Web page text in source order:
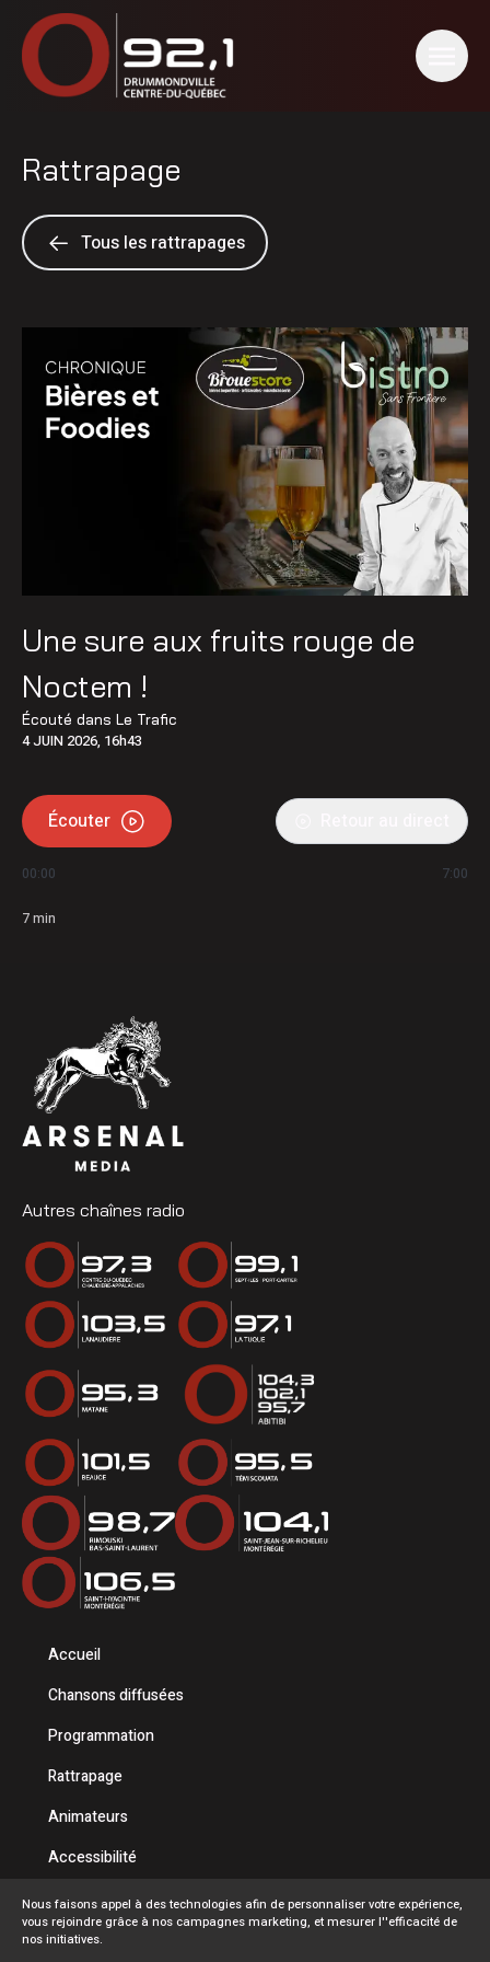
Rattrapage
Tous les rattrapages
Une sure aux fruits rouge de
Noctem !
Écouté dans Le Trafic
4 JUIN 2026, 16h43
Écouter
00:00 7:00
7min
Autres chaînes radio
Accueil
Chansons diffusées
Programmation
Rattrapage
Animateurs
Accessibilité
Politique de confidentialité
Conditions d'utilisation
Nous faisons appel à des technologies afin de personnaliser votre expérience,
vous rejoindre grâce à nos campagnes marketing, et mesurer l''efficacité de
nos initiatives.